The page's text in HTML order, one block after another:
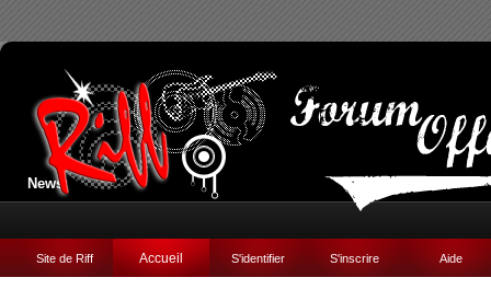
News:
Site de Riff Accueil S'identifier S'inscrire Aide